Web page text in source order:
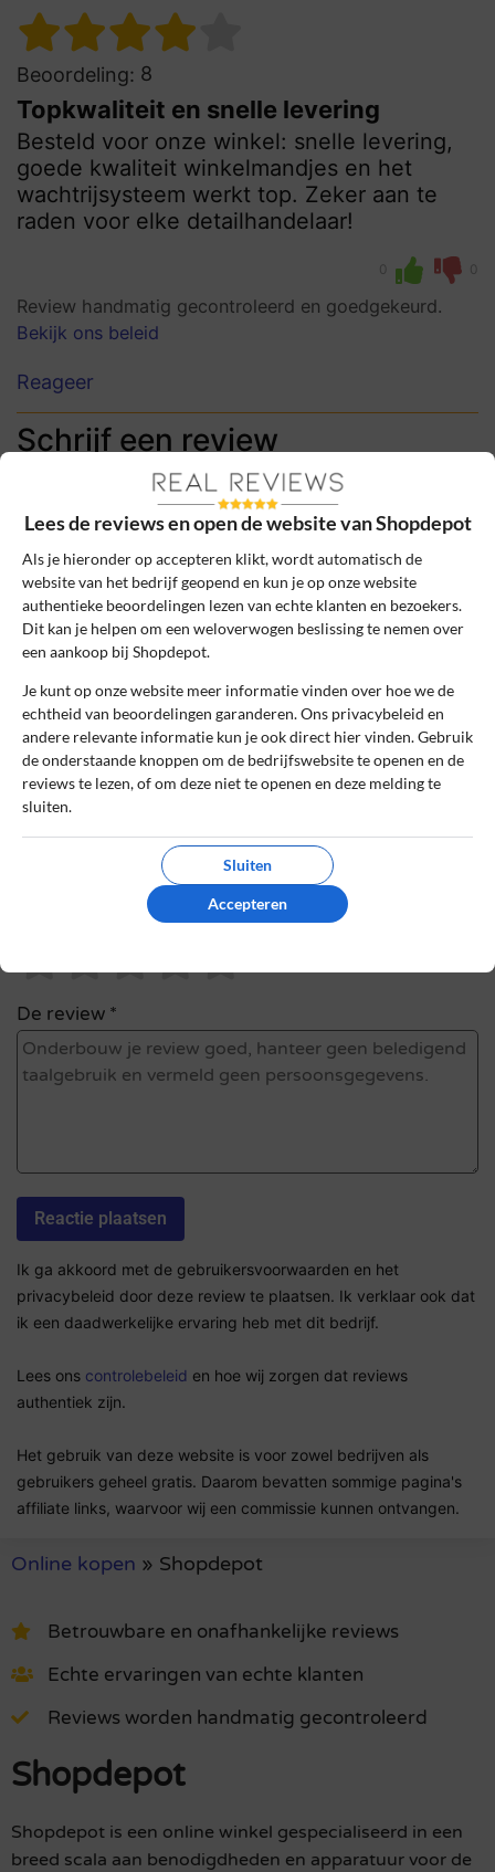
Beoordeling: 8
Topkwaliteit en snelle levering
Besteld voor onze winkel: snelle levering,
goede kwaliteit winkelmandjes en het
wachtrijsysteem werkt top. Zeker aan te
raden voor elke detailhandelaar!
0 0
Review handmatig gecontroleerd en goedgekeurd.
Bekijk ons beleid
Reageer
Schrijf een review
Het e-mailadres en bestelnummer worden niet
gepubliceerd. Vereiste velden zijn gemarkeerd
Naam*
Bestelnummer
Review Titel *
Sterrenbeoordeling *
De review *
Ik ga akkoord met de gebruikersvoorwaarden en het
privacybeleid door deze review te plaatsen. Ik verklaar ook dat
ik een daadwerkelijke ervaring heb met dit bedrijf.
Lees ons controlebeleid en hoe wij zorgen dat reviews
authentiek zijn.
Het gebruik van deze website is voor zowel bedrijven als
gebruikers geheel gratis. Daarom bevatten sommige pagina's
affiliate links, waarvoor wij een commissie kunnen ontvangen.
Online kopen » Shopdepot
Betrouwbare en onafhankelijke reviews
Echte ervaringen van echte klanten
Reviews worden handmatig gecontroleerd
Shopdepot
Shopdepot is een online winkel gespecialiseerd in een
breed scala aan benodigdheden en apparatuur voor de
Lees de reviews en open de website van Shopdepot
Als je hieronder op accepteren klikt, wordt automatisch de
website van het bedrijf geopend en kun je op onze website
authentieke beoordelingen lezen van echte klanten en bezoekers.
Dit kan je helpen om een weloverwogen beslissing te nemen over
een aankoop bij Shopdepot.
Je kunt op onze website meer informatie vinden over hoe we de
echtheid van beoordelingen garanderen. Ons privacybeleid en
andere relevante informatie kun je ook direct hier vinden. Gebruik
de onderstaande knoppen om de bedrijfswebsite te openen en de
reviews te lezen, of om deze niet te openen en deze melding te
sluiten.
Sluiten
Accepteren